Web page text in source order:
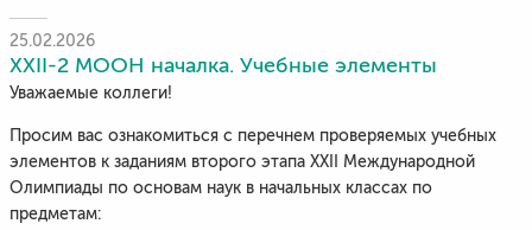
25.02.2026
XXII-2 МООН началка. Учебные элементы
Уважаемые коллеги!
Просим вас ознакомиться с перечнем проверяемых учебных
элементов к заданиям второго этапа XXII Международной
Олимпиады по основам наук в начальных классах по
предметам: